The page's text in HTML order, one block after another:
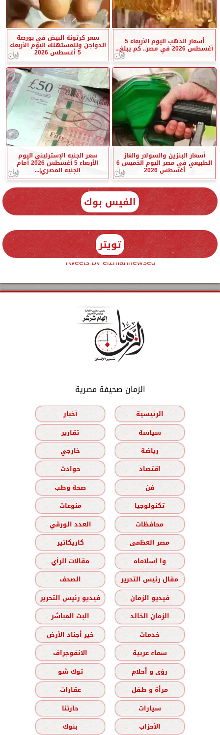
أسعار الذهب اليوم الأربعاء 5
أغسطس 2026 في مصر.. كم يبلغ...
سعر كرتونة البيض في بورصة
الدواجن وللمستهلك اليوم الأربعاء
5 أغسطس 2026
أسعار البنزين والسولار والغاز
الطبيعي في مصر اليوم الخميس 6
أغسطس 2026
سعر الجنيه الإسترليني اليوم
الأربعاء 5 أغسطس 2026 أمام
الجنيه المصري|...
الفيس بوك
تويتر
Tweets by elzmannewseg
الزمان صحيفة مصرية
الرئيسية
أخبار
سياسة
تقارير
رياضة
خارجي
اقتصاد
حوادث
فن
صحة وطب
تكنولوجيا
منوعات
محافظات
العدد الورقي
مصر العظمى
كاريكاتير
وا إسلاماه
مقالات الرأي
مقال رئيس التحرير
الصحف
فيديو الزمان
فيديو رئيس التحرير
الزمان الخالد
البث المباشر
خدمات
خير أجناد الأرض
سماء عربية
الانفوجراف
رؤى و أحلام
توك شو
مرأة و طفل
عقارات
سيارات
حارتنا
الأحزاب
بنوك